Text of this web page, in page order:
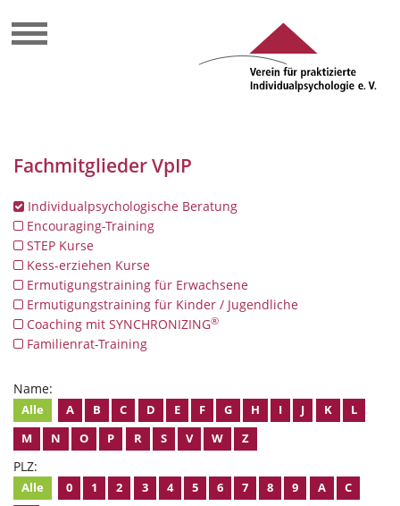
Fachmitglieder VpIP
Individualpsychologische Beratung
Encouraging-Training
STEP Kurse
Kess-erziehen Kurse
Ermutigungstraining für Erwachsene
Ermutigungstraining für Kinder / Jugendliche
Coaching mit SYNCHRONIZING®
Familienrat-Training
Name:
Alle A B C D E F G H I J K
L
M
N O P R S V W Z
PLZ:
Alle 0 1 2 3 4 5 6 7 8 9 A
C